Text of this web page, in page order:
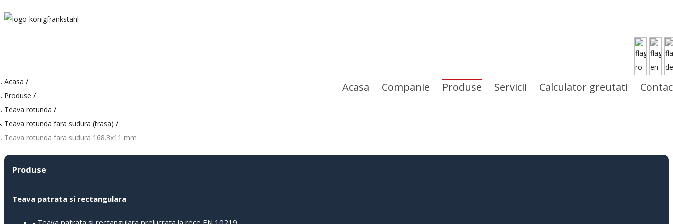
Acasa Companie Produse Servicii Calculator greutati
Acasa /
Produse /
Teava rotunda /
Teava rotunda fara sudura (trasa) /
Teava rotunda fara sudura 168.3x11 mm
Produse
Teava patrata si rectangulara